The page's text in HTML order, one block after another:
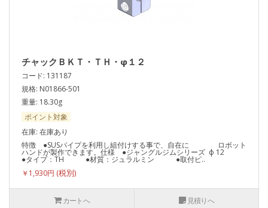
チャックＢＫＴ・ＴＨ・φ１２
コード: 131187
規格: N01866-501
重量: 18.30g
ポイント対象
在庫: 在庫あり
特徴 ●SUSパイプを利用し組付けする事で、自在に ロボット
ハンドが製作できます。仕様 ●ジャングルジムシリーズ ф 12
●タイプ：TH ●材質：ジュラルミン ●取付ピ..
￥1,930円
カートへ 見積りへ